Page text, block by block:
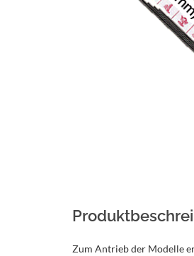
Zum Antrieb der Modelle